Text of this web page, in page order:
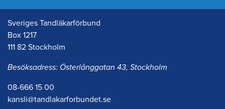
Sveriges Tandläkarförbund
Box 1217
111 82 Stockholm
Besöksadress: Österlånggatan 43, Stockholm
08-666 15 00
kansli@tandlakarforbundet.se